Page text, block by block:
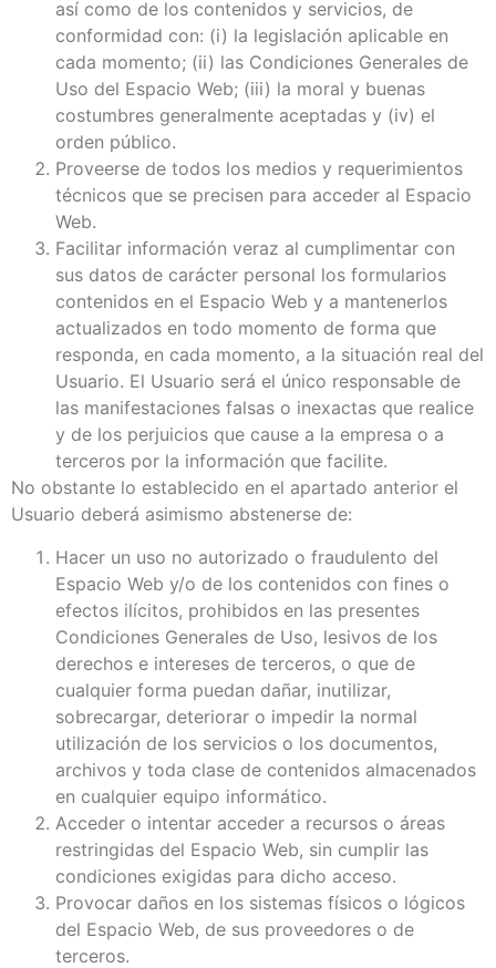
así como de los contenidos y servicios, de
conformidad con: (i) la legislación aplicable en
cada momento; (ii) las Condiciones Generales de
Uso del Espacio Web; (iii) la moral y buenas
costumbres generalmente aceptadas y (iv) el
orden público.
Proveerse de todos los medios y requerimientos
técnicos que se precisen para acceder al Espacio
Web.
Facilitar información veraz al cumplimentar con
sus datos de carácter personal los formularios
contenidos en el Espacio Web y a mantenerlos
actualizados en todo momento de forma que
responda, en cada momento, a la situación real del
Usuario. El Usuario será el único responsable de
las manifestaciones falsas o inexactas que realice
y de los perjuicios que cause a la empresa o a
terceros por la información que facilite.
No obstante lo establecido en el apartado anterior el
Usuario deberá asimismo abstenerse de:
Hacer un uso no autorizado o fraudulento del
Espacio Web y/o de los contenidos con fines o
efectos ilícitos, prohibidos en las presentes
Condiciones Generales de Uso, lesivos de los
derechos e intereses de terceros, o que de
cualquier forma puedan dañar, inutilizar,
sobrecargar, deteriorar o impedir la normal
utilización de los servicios o los documentos,
archivos y toda clase de contenidos almacenados
en cualquier equipo informático.
Acceder o intentar acceder a recursos o áreas
restringidas del Espacio Web, sin cumplir las
condiciones exigidas para dicho acceso.
Provocar daños en los sistemas físicos o lógicos
del Espacio Web, de sus proveedores o de
terceros.